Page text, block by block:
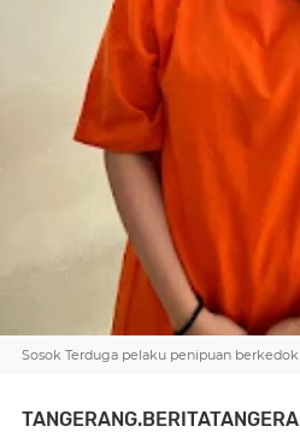
Sosok Terduga pelaku penipuan